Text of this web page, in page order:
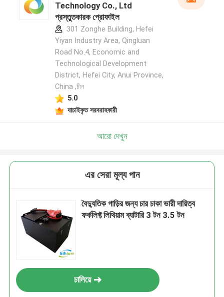
Technology Co., Ltd
প্রস্তুতকারক প্রোফাইল
301 Zonghe Building, Hefei
Yiyan Industry Area, Qingluan
Road No.4, Economic and
Technological Development
District, Hefei City, Anui Province,
China ,চীন
5.0
যাচাইকৃত সরবরাহকারী
আরো দেখুন
এর সেরা মূল্য পান
বৈদ্যুতিক গাড়ির জন্য চার চাকা ভারী দায়িত্ব
ফর্কলিফ্ট লিথিয়াম ব্যাটারি 3 টন 3.5 টন
চালিয়ে